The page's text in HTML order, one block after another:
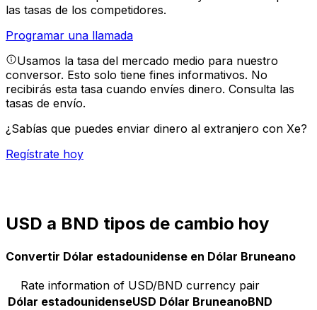
las tasas de los competidores.
Programar una llamada
Usamos la tasa del mercado medio para nuestro
conversor. Esto solo tiene fines informativos. No
recibirás esta tasa cuando envíes dinero. Consulta las
tasas de envío.
¿Sabías que puedes enviar dinero al extranjero con Xe?
Regístrate hoy
USD a BND tipos de cambio hoy
Convertir Dólar estadounidense en Dólar Bruneano
Rate information of USD/BND currency pair
Dólar estadounidenseUSD Dólar BruneanoBND